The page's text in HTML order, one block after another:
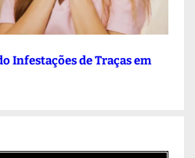
Infestações de Traças em